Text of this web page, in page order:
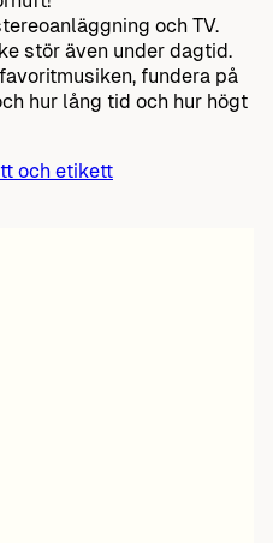
och TV.
stör även under dagtid.
fundera på
hur lång tid och hur högt
och etikett